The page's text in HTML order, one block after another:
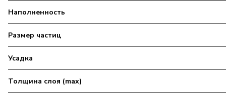
Наполненность
Размер частиц
Усадка
Толщина слоя (max)